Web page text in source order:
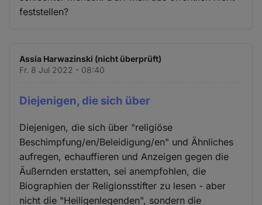
feststellen?
Assia Harwazinski (nicht überprüft)
Fr. 8 Jul 2022 - 08:40
Diejenigen, die sich über
Diejenigen, die sich über "religiöse
Beschimpfung/en/Beleidigung/en" und Ähnliches
aufregen, echauffieren und Anzeigen gegen die
Äußernden erstatten, sei anempfohlen, die
Biographien der Religionsstifter zu lesen - aber
nicht die "Heiligenlegenden", sondern die